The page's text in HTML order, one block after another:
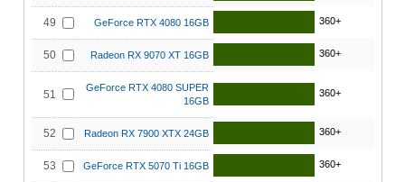
49 GeForce RTX 4080 16GB 360+
50 Radeon RX 9070 XT 16GB 360+
51
GeForce RTX 4080 SUPER
16GB
360+
52 Radeon RX 7900 XTX 24GB 360+
53 GeForce RTX 5070 Ti 16GB 360+